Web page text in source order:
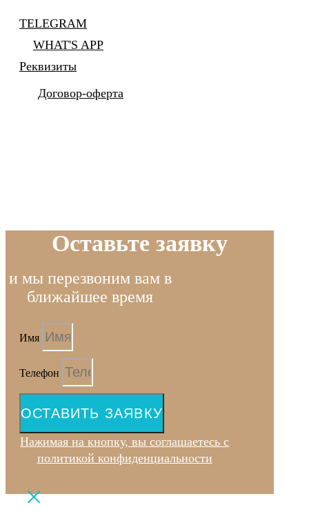
TELEGRAM
WHAT'S APP
Реквизиты
Договор-оферта
Оставьте заявку
и мы перезвоним вам в
ближайшее время
Имя
Телефон
ОСТАВИТЬ ЗАЯВКУ
Нажимая на кнопку, вы соглашаетесь с
политикой конфиденциальности